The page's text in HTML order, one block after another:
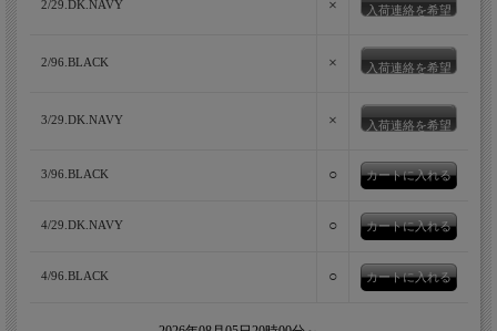
2/29.DK.NAVY × 入荷連絡を希望
2/96.BLACK × 入荷連絡を希望
3/29.DK.NAVY × 入荷連絡を希望
3/96.BLACK ○
4/29.DK.NAVY ○
4/96.BLACK ○